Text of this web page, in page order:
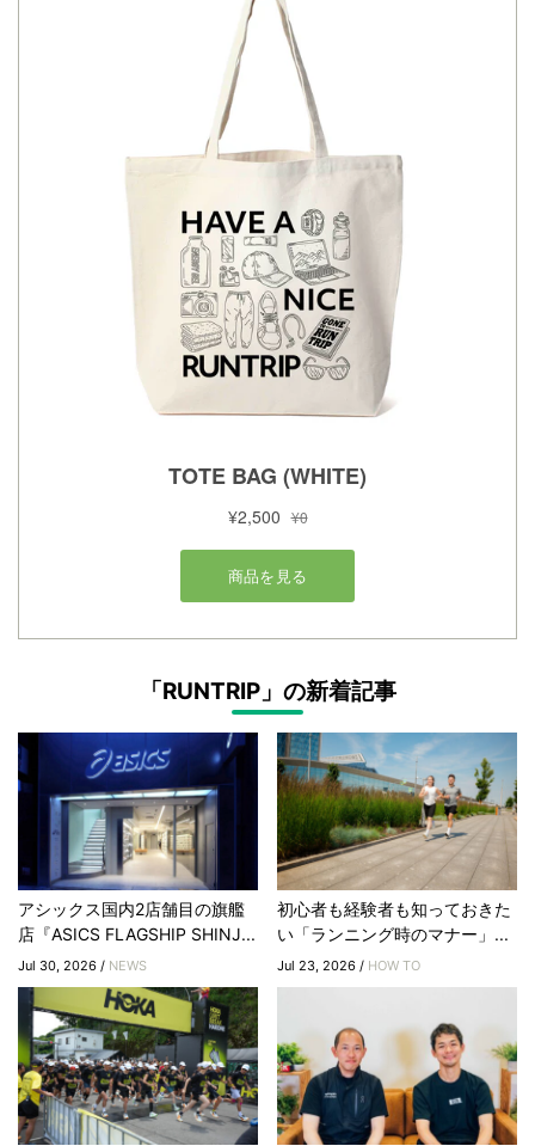
「RUNTRIP」の新着記事
アシックス国内2店舗目の旗艦
店『ASICS FLAGSHIP SHINJ...
Jul 30, 2026 / NEWS
初心者も経験者も知っておきた
い「ランニング時のマナー」...
Jul 23, 2026 / HOW TO